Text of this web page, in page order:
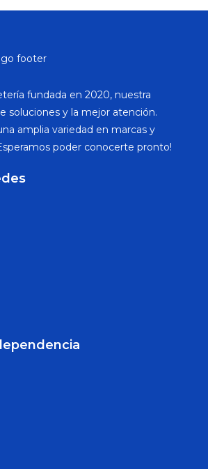
fundada en 2020, nuestra
soluciones y la mejor atención.
amplia variedad en marcas y
poder conocerte pronto!